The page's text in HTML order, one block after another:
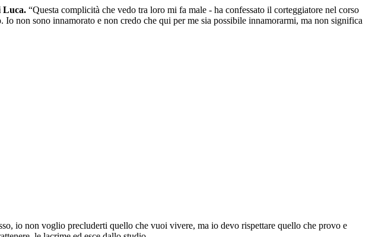
Luca. “Questa complicità che vedo tra loro mi fa male - ha confessato il corteggiatore nel corso
Io non sono innamorato e non credo che qui per me sia possibile innamorarmi, ma non significa
io non voglio precluderti quello che vuoi vivere, ma io devo rispettare quello che provo e